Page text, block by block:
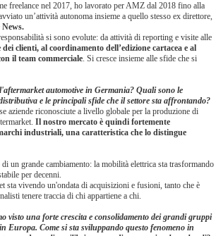
freelance nel 2017, ho lavorato per AMZ dal 2018 fino alla
un’attività autonoma insieme a quello stesso ex direttore,
si sono evolute: da attività di reporting e visite alle
dei clienti, al coordinamento dell’edizione cartacea e al
il team commerciale. Si cresce insieme alle sfide che si
automotive in Germania? Quali sono le
e le principali sfide che il settore sta affrontando?
aziende riconosciute a livello globale per la produzione di
Il nostro mercato è quindi fortemente
industriali, una caratteristica che lo distingue
un grande cambiamento: la mobilità elettrica sta trasformando
per decenni.
sta vivendo un'ondata di acquisizioni e fusioni, tanto che è
tenere traccia di chi appartiene a chi.
visto una forte crescita e consolidamento dei grandi gruppi
Europa. Come si sta sviluppando questo fenomeno in